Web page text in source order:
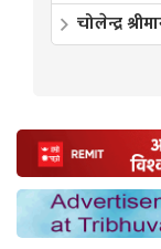
चोलेन्द्र